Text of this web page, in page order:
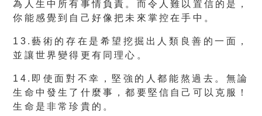
為人生中所有事情負責。而令人難以置信的是，
你能感覺到自己好像把未來掌控在手中。
13.藝術的存在是希望挖掘出人類良善的一面，
並讓世界變得更有同理心。
14.即使面對不幸，堅強的人都能熬過去。無論
生命中發生了什麼事，都要堅信自己可以克服！
生命是非常珍貴的。